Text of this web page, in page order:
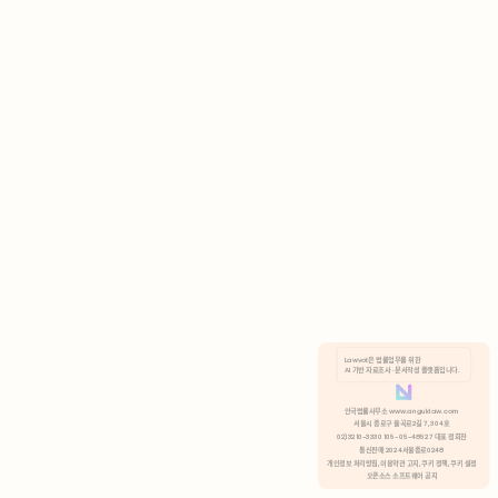
분석 쿠키 허용
Lawvot은 법률업무를 위한
AI 기반 자료조사 · 문서작성 플랫폼입니다.
안국법률사무소 www.anguklaw.com
서울시 종로구 율곡로2길 7, 304호
02)3210-3330 105-05-48527 대표 정희찬
통신판매 2024서울종로0248
개인정보 처리방침, 이용약관 고지, 쿠키 정책, 쿠키 설정
오픈소스 소프트웨어 공지